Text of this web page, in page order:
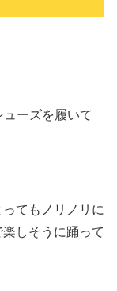
ューズを履いて
てもノリノリに
しそうに踊って